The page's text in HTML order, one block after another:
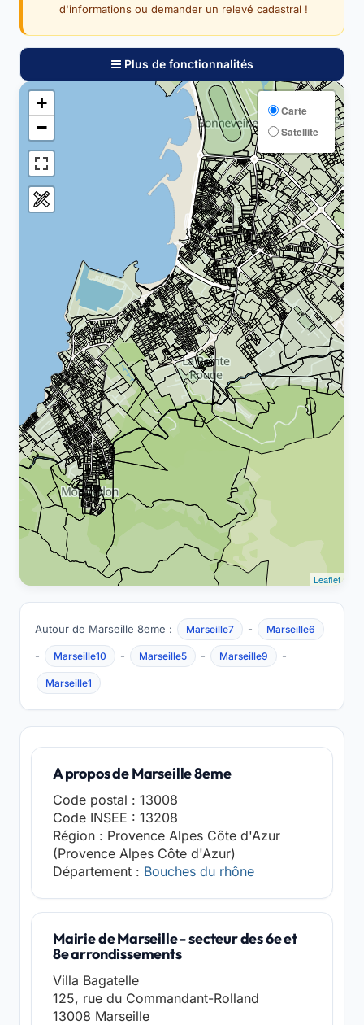
d'informations ou demander un relevé cadastral !
Plus de fonctionnalités
+
−
Carte
Satellite
Leaflet
Autour de Marseille 8eme : Marseille7 - Marseille6
- Marseille10 - Marseille5 - Marseille9 -
Marseille1
A propos de Marseille 8eme
Code postal : 13008
Code INSEE : 13208
Région : Provence Alpes Côte d'Azur
(Provence Alpes Côte d'Azur)
Département : Bouches du rhône
Mairie de Marseille - secteur des 6e et
8e arrondissements
Villa Bagatelle
125, rue du Commandant-Rolland
13008 Marseille